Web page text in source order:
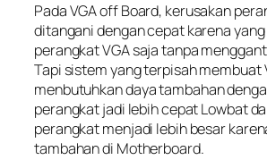
Pada VGA off Board, kerusakan
ditangani dengan cepat karena
perangkat VGA saja tanpa
Tapi sistem yang terpisah membuat
menbutuhkan daya tambahan
perangkat jadi lebih cepat Lowbat
perangkat menjadi lebih besar
tambahan di Motherboard.